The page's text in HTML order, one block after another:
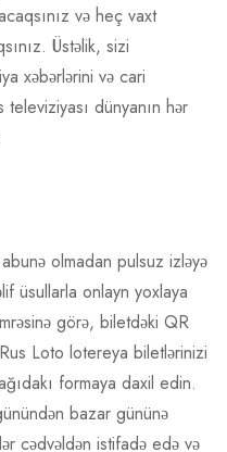
və heç vaxt
Üstəlik, sizi
xəbərlərini və cari
dünyanın hər
olmadan pulsuz izləyə
üsullarla onlayn yoxlaya
görə, biletdəki QR
Loto lotereya biletlərinizi
formaya daxil edin.
bazar gününə
cədvəldən istifadə edə və